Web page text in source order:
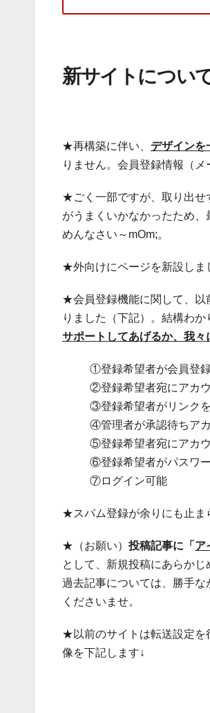
新サイトについ
★再構築に伴い、 デザインを
りません。会員登録情報（
★ごく一部ですが、取り出せ
がうまくいかなかったため
めんなさい～mOm;。
★外向けにページを新設しま
★会員登録機能に関して、以
りました（下記）。結構わか
サポートしてあげるか、我
①登録希望者が会員登
②登録希望者宛にアカ
③登録希望者がリンク
④管理者が承認待ちア
⑤登録希望者宛にアカ
⑥登録希望者がパスワ
⑦ログイン可能
★スパム登録が余りにも止ま
★（お願い） 投稿記事に「 ア
として、新規投稿にあらか
過去記事については、勝手
くださいませ。
★以前のサイトは転送設定を
像を下記します↓